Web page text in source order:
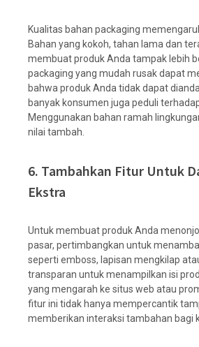
Kualitas bahan packaging
Bahan yang kokoh, tahan lama dan
membuat produk Anda tampak lebih
packaging yang mudah rusak dapat
bahwa produk Anda tidak dapat
banyak konsumen juga peduli
Menggunakan bahan ramah
nilai tambah.
6. Tambahkan Fitur Untuk
Ekstra
Untuk membuat produk Anda
pasar, pertimbangkan untuk
seperti emboss, lapisan mengkilap
transparan untuk menampilkan isi
yang mengarah ke situs web atau
fitur ini tidak hanya mempercantik
memberikan interaksi tambahan bagi